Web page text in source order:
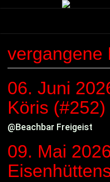
vergangene
06. Juni
Köris (#252)
@Beachbar Freigeist
09. Mai